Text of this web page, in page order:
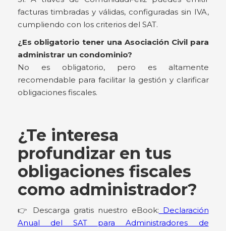
facturas timbradas y válidas, configuradas sin IVA,
cumpliendo con los criterios del SAT.
¿Es obligatorio tener una Asociación Civil para
administrar un condominio?
No es obligatorio, pero es altamente
recomendable para facilitar la gestión y clarificar
obligaciones fiscales.
¿Te interesa
profundizar en tus
obligaciones fiscales
como administrador?
👉 Descarga gratis nuestro eBook: Declaración
Anual del SAT para Administradores de